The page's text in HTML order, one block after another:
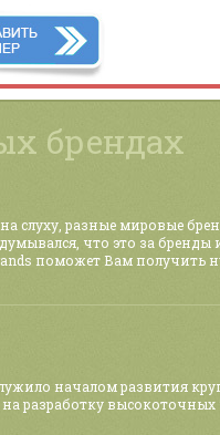
брендах
слуху, разные мировые
что это за бренды
поможет Вам
началом развития
разработку